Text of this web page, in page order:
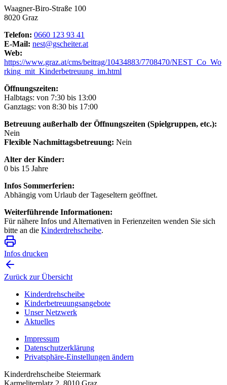
Waagner-Biro-Straße 100
8020 Graz
Telefon: 0660 123 93 41
E-Mail: nest@gscheiter.at
Web:
https://www.graz.at/cms/beitrag/10434883/7708470/NEST_Co_Wo
rking_mit_Kinderbetreuung_im.html
Öffnungszeiten:
Halbtags: von 7:30 bis 13:00
Ganztags: von 8:30 bis 17:00
Betreuung außerhalb der Öffnungszeiten (Spielgruppen, etc.):
Nein
Flexible Nachmittagsbetreuung: Nein
Alter der Kinder:
0 bis 15 Jahre
Infos Sommerferien:
Abhängig vom Urlaub der Tageseltern geöffnet.
Weiterführende Informationen:
Für nähere Infos und Alternativen in Ferienzeiten wenden Sie sich
bitte an die Kinderdrehscheibe.
Infos drucken
Zurück zur Übersicht
Kinderdrehscheibe
Kinderbetreuungs­angebote
Unser Netzwerk
Aktuelles
Impressum
Datenschutzerklärung
Privatsphäre-Einstellungen ändern
Kinderdrehscheibe Steiermark
Karmeliterplatz 2, 8010 Graz